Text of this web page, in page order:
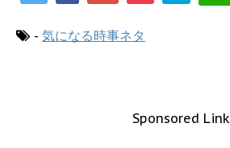
- 気になる時事ネタ
Sponsored Link